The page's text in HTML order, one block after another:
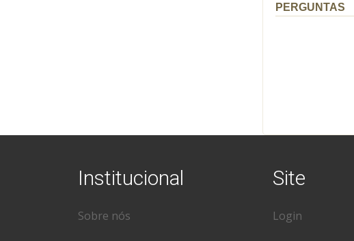
PERGUNTAS
Institucional
Sobre nós
Site
Login